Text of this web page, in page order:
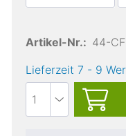
Artikel-Nr.: 44-
Lieferzeit 7 - 9